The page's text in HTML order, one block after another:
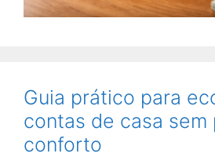
Guia prático para
contas de casa sem
conforto